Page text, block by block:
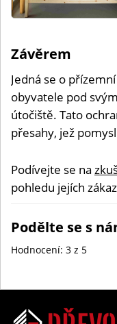
Závěrem
Jedná se o
obyvatele pod
útočiště. Tato
přesahy, jež
Podívejte se na
pohledu jejích
Podělte se s
Hodnocení: 3 z 5